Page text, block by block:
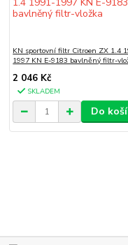
KN sportovní filtr Citroen ZX 1.4
1997 KN E-9183 bavlněný filtr-
2 046 Kč
SKLADEM
Do